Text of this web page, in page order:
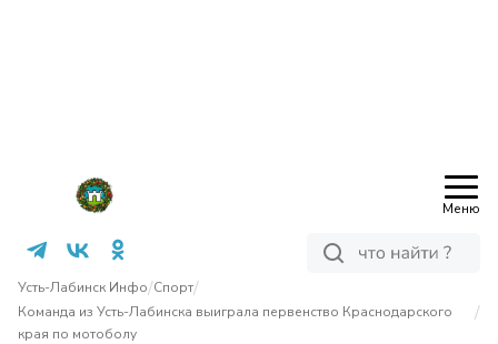
Меню
Усть-Лабинск Инфо/Спорт/
Команда из Усть-Лабинска выиграла первенство Краснодарского
края по мотоболу
/